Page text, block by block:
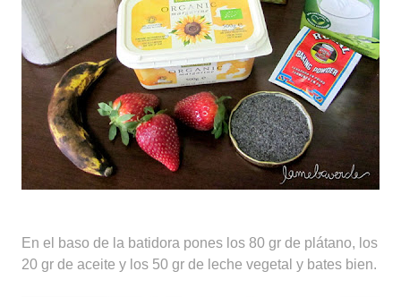
En el baso de la batidora pones los 80 gr de plátano, los
20 gr de aceite y los 50 gr de leche vegetal y bates bien.